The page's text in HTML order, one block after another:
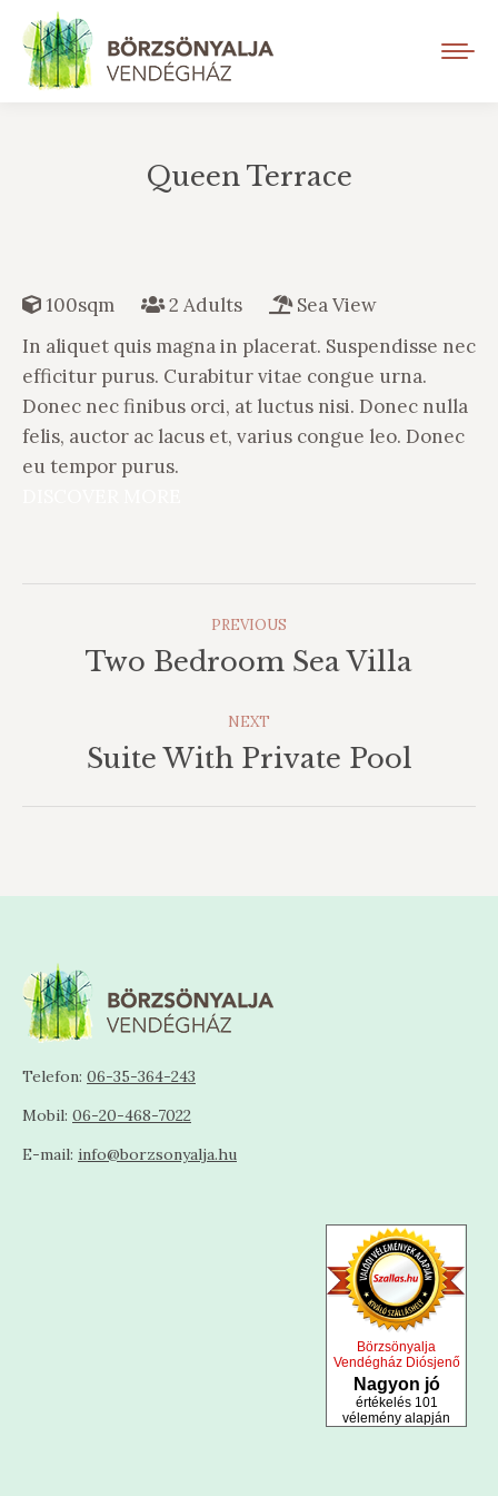
Queen Terrace
100sqm 2 Adults
Sea View
In aliquet quis magna in placerat. Suspendisse nec
efficitur purus. Curabitur vitae congue urna.
Donec nec finibus orci, at luctus nisi. Donec nulla
felis, auctor ac lacus et, varius congue leo. Donec
eu tempor purus.
Navigation
PREVIOUS
Previous
Two Bedroom Sea Villa
NEXT
Next
Suite With Private Pool
Telefon: 06-35-364-243
Mobil: 06-20-468-7022
E-mail: info@borzsonyalja.hu
Börzsönyalja
Vendégház Diósjenő
Nagyon jó
értékelés 101
vélemény alapján